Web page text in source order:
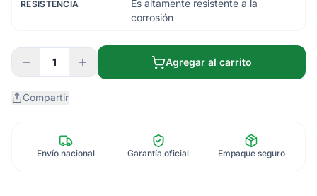
RESISTENCIA
Es altamente resistente a la
corrosión
1 Agregar al carrito
Compartir
Envío nacional Garantía oficial Empaque seguro